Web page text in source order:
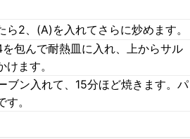
ら2、(A)を入れてさらに炒めます。
包んで耐熱皿に入れ、上からサル
ます。
ン入れて、15分ほど焼きます。パ
。